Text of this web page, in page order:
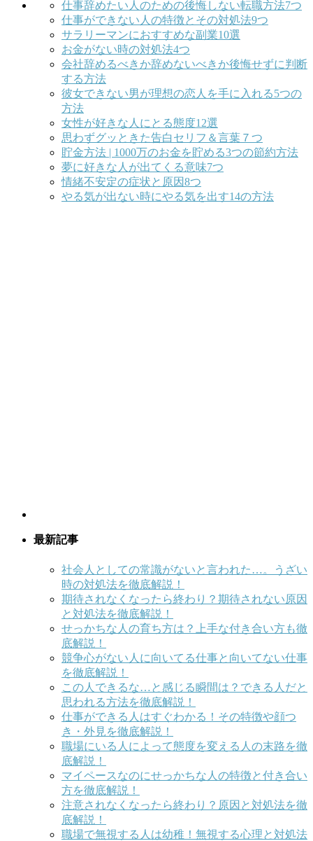
仕事辞めたい人のための後悔しない転職方法7つ
仕事ができない人の特徴とその対処法9つ
サラリーマンにおすすめな副業10選
お金がない時の対処法4つ
会社辞めるべきか辞めないべきか後悔せずに判断
する方法
彼女できない男が理想の恋人を手に入れる5つの
方法
女性が好きな人にとる態度12選
思わずグッときた告白セリフ＆言葉７つ
貯金方法 | 1000万のお金を貯める3つの節約方法
夢に好きな人が出てくる意味7つ
情緒不安定の症状と原因8つ
やる気が出ない時にやる気を出す14の方法
最新記事
社会人としての常識がないと言われた…。うざい
時の対処法を徹底解説！
期待されなくなったら終わり？期待されない原因
と対処法を徹底解説！
せっかちな人の育ち方は？上手な付き合い方も徹
底解説！
競争心がない人に向いてる仕事と向いてない仕事
を徹底解説！
この人できるな…と感じる瞬間は？できる人だと
思われる方法を徹底解説！
仕事ができる人はすぐわかる！その特徴や顔つ
き・外見を徹底解説！
職場にいる人によって態度を変える人の末路を徹
底解説！
マイペースなのにせっかちな人の特徴と付き合い
方を徹底解説！
注意されなくなったら終わり？原因と対処法を徹
底解説！
職場で無視する人は幼稚！無視する心理と対処法